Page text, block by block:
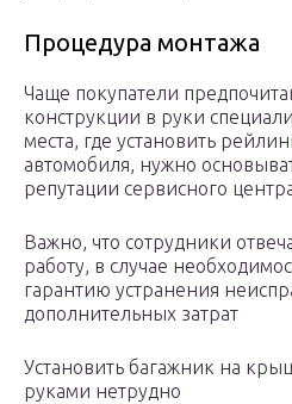
Процедура монтажа
Чаще покупатели
конструкции в руки
места, где установить
автомобиля, нужно
репутации сервисного
Важно, что сотрудники
работу, в случае
гарантию устранения
дополнительных затрат
Установить багажник на
руками нетрудно